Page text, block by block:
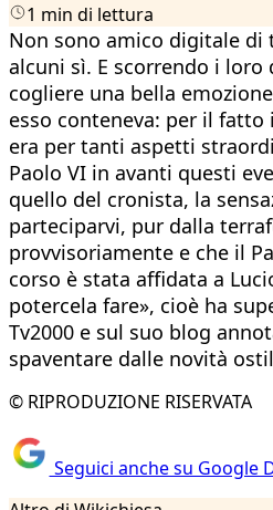
1 min di lettura
Non sono amico digitale di
alcuni sì. E scorrendo i
cogliere una bella
esso conteneva: per il
era per tanti aspetti
Paolo VI in avanti questi
quello del cronista, la
parteciparvi, pur dalla
provvisoriamente e che il
corso è stata affidata a
potercela fare», cioè ha
Tv2000 e sul suo blog
spaventare dalle novità
© RIPRODUZIONE RISERVATA
Seguici anche su Google